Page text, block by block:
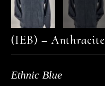
(IEB) – Anthracite
Ethnic Blue